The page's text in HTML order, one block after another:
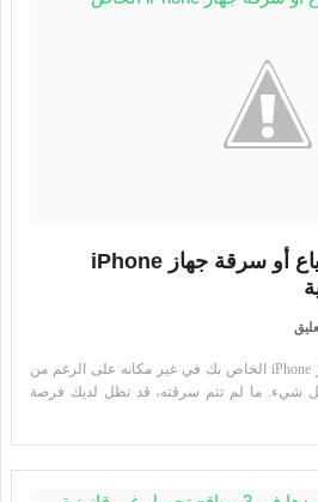
ماذا تفعل في حالة ضياع أو سرقة جهاز iPhone
إذا انتهى بك الأمر إلى وضع جهاز iPhone الخاص بك في غير مكانه على الرغم من
شيء. ما لم تتم سرقته، قد تظل لديك فرصة